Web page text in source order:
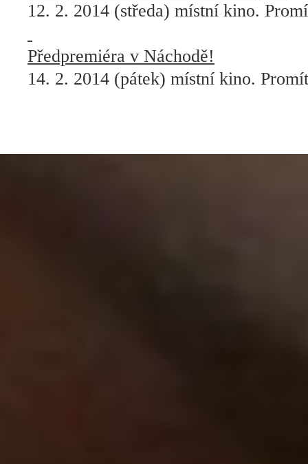
12. 2. 2014 (středa) místní kino.
Předpremiéra v Náchodě!
14. 2. 2014 (pátek) místní kino.